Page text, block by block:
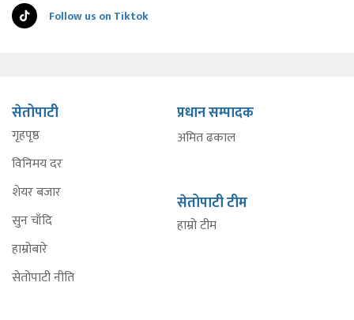
Follow us on Tiktok
सेतोपाटी
गृहपृष्ठ
विनिमय दर
शेयर बजार
सुन चाँदि
हाम्रोबारे
सेतोपाटी नीति
प्रधान सम्पादक
अमित ढकाल
सेतोपाटी टीम
हाम्रो टीम